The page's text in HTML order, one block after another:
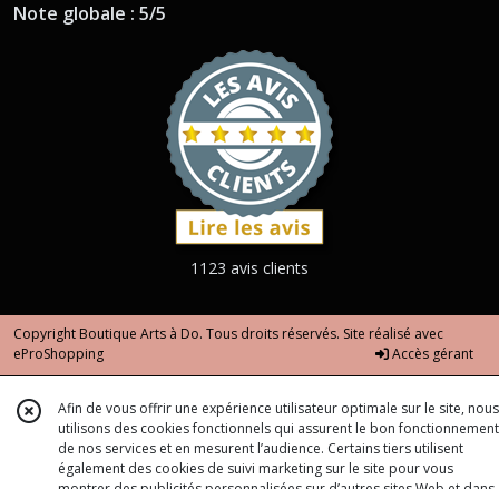
Note globale : 5/5
1123 avis clients
Copyright Boutique Arts à Do. Tous droits réservés. Site réalisé avec
eProShopping
Accès gérant
Afin de vous offrir une expérience utilisateur optimale sur le site, nous
utilisons des cookies fonctionnels qui assurent le bon fonctionnement
de nos services et en mesurent l’audience. Certains tiers utilisent
également des cookies de suivi marketing sur le site pour vous